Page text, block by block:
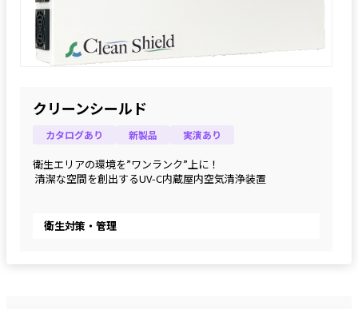
クリーンシールド
カタログあり 新製品 実演あり
衛生エリアの環境を”ワンランク”上に！
清潔な空間を創出するUV-C内蔵屋内空気清浄装置
衛生対策・管理